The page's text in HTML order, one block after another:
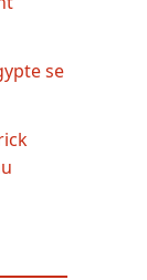
se